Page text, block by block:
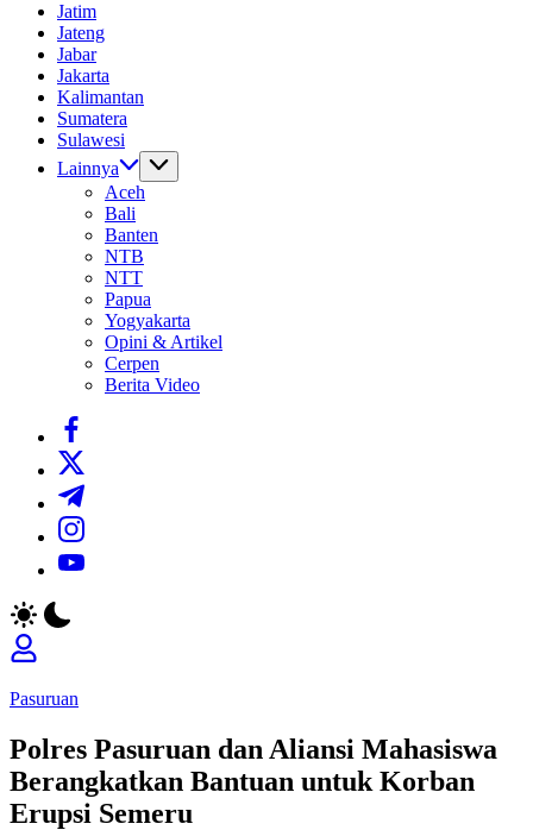
Jatim
Jateng
Jabar
Jakarta
Kalimantan
Sumatera
Sulawesi
Lainnya
Aceh
Bali
Banten
NTB
NTT
Papua
Yogyakarta
Opini & Artikel
Cerpen
Berita Video
https://www.facebook.com/
https://twitter.com/
https://t.me/
https://www.instagram.com/
https://youtube.com/
Pasuruan
Polres Pasuruan dan Aliansi Mahasiswa
Berangkatkan Bantuan untuk Korban
Erupsi Semeru